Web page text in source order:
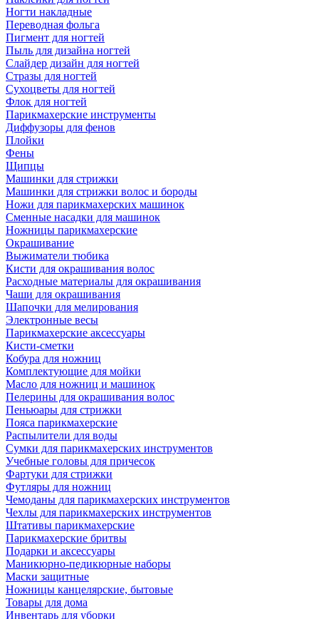
Ногти накладные
Переводная фольга
Пигмент для ногтей
Пыль для дизайна ногтей
Слайдер дизайн для ногтей
Стразы для ногтей
Сухоцветы для ногтей
Флок для ногтей
Парикмахерские инструменты
Диффузоры для фенов
Плойки
Фены
Щипцы
Машинки для стрижки
Машинки для стрижки волос и бороды
Ножи для парикмахерских машинок
Сменные насадки для машинок
Ножницы парикмахерские
Окрашивание
Выжиматели тюбика
Кисти для окрашивания волос
Расходные материалы для окрашивания
Чаши для окрашивания
Шапочки для мелирования
Электронные весы
Парикмахерские аксессуары
Кисти-сметки
Кобура для ножниц
Комплектующие для мойки
Масло для ножниц и машинок
Пелерины для окрашивания волос
Пеньюары для стрижки
Пояса парикмахерские
Распылители для воды
Сумки для парикмахерских инструментов
Учебные головы для причесок
Фартуки для стрижки
Футляры для ножниц
Чемоданы для парикмахерских инструментов
Чехлы для парикмахерских инструментов
Штативы парикмахерские
Парикмахерские бритвы
Подарки и аксессуары
Маникюрно-педикюрные наборы
Маски защитные
Ножницы канцелярские, бытовые
Товары для дома
Инвентарь для уборки